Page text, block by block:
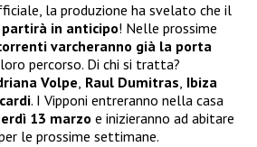
la produzione ha svelato che il
in anticipo! Nelle prossime
varcheranno già la porta
percorso. Di chi si tratta?
Volpe, Raul Dumitras, Ibiza
. I Vipponi entreranno nella casa
13 marzo e inizieranno ad abitare
le prossime settimane.